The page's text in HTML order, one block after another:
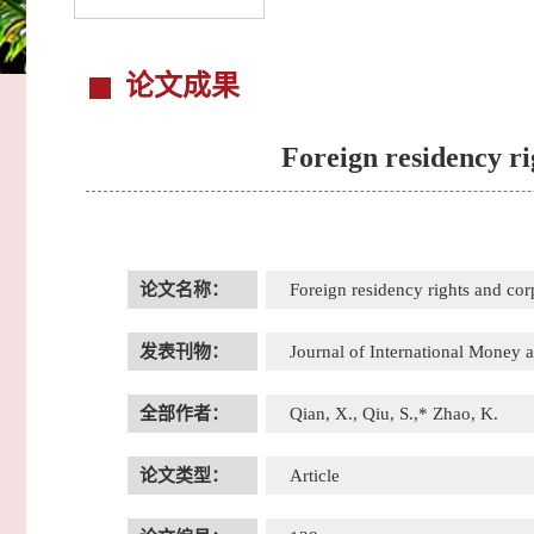
论文成果
Foreign residency
论文名称： Foreign residency rights and
发表刊物： Journal of International Money
全部作者： Qian, X., Qiu, S.,* Zhao, K.
论文类型： Article